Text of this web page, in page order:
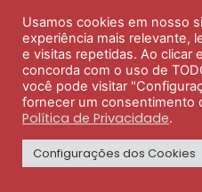
Usamos cookies em nosso
experiência mais relevante,
e visitas repetidas. Ao clicar
concorda com o uso de
você pode visitar
fornecer um consentimento
Política de Privacidade.
Configurações dos Cookies
Olá,